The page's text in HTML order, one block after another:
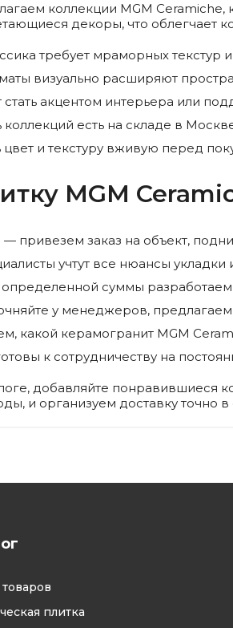
коллекции MGM Ceramiche,
декоры, что облегчает
требует мраморных текстур
визуально расширяют
акцентом интерьера или
есть на складе в
и текстуру вживую перед
MGM
— привезем заказ на объект,
учтут все нюансы
суммы
у менеджеров,
какой керамогранит MGM
к сотрудничеству на
добавляйте понравившиеся
и организуем доставку точно в
товаров
плитка